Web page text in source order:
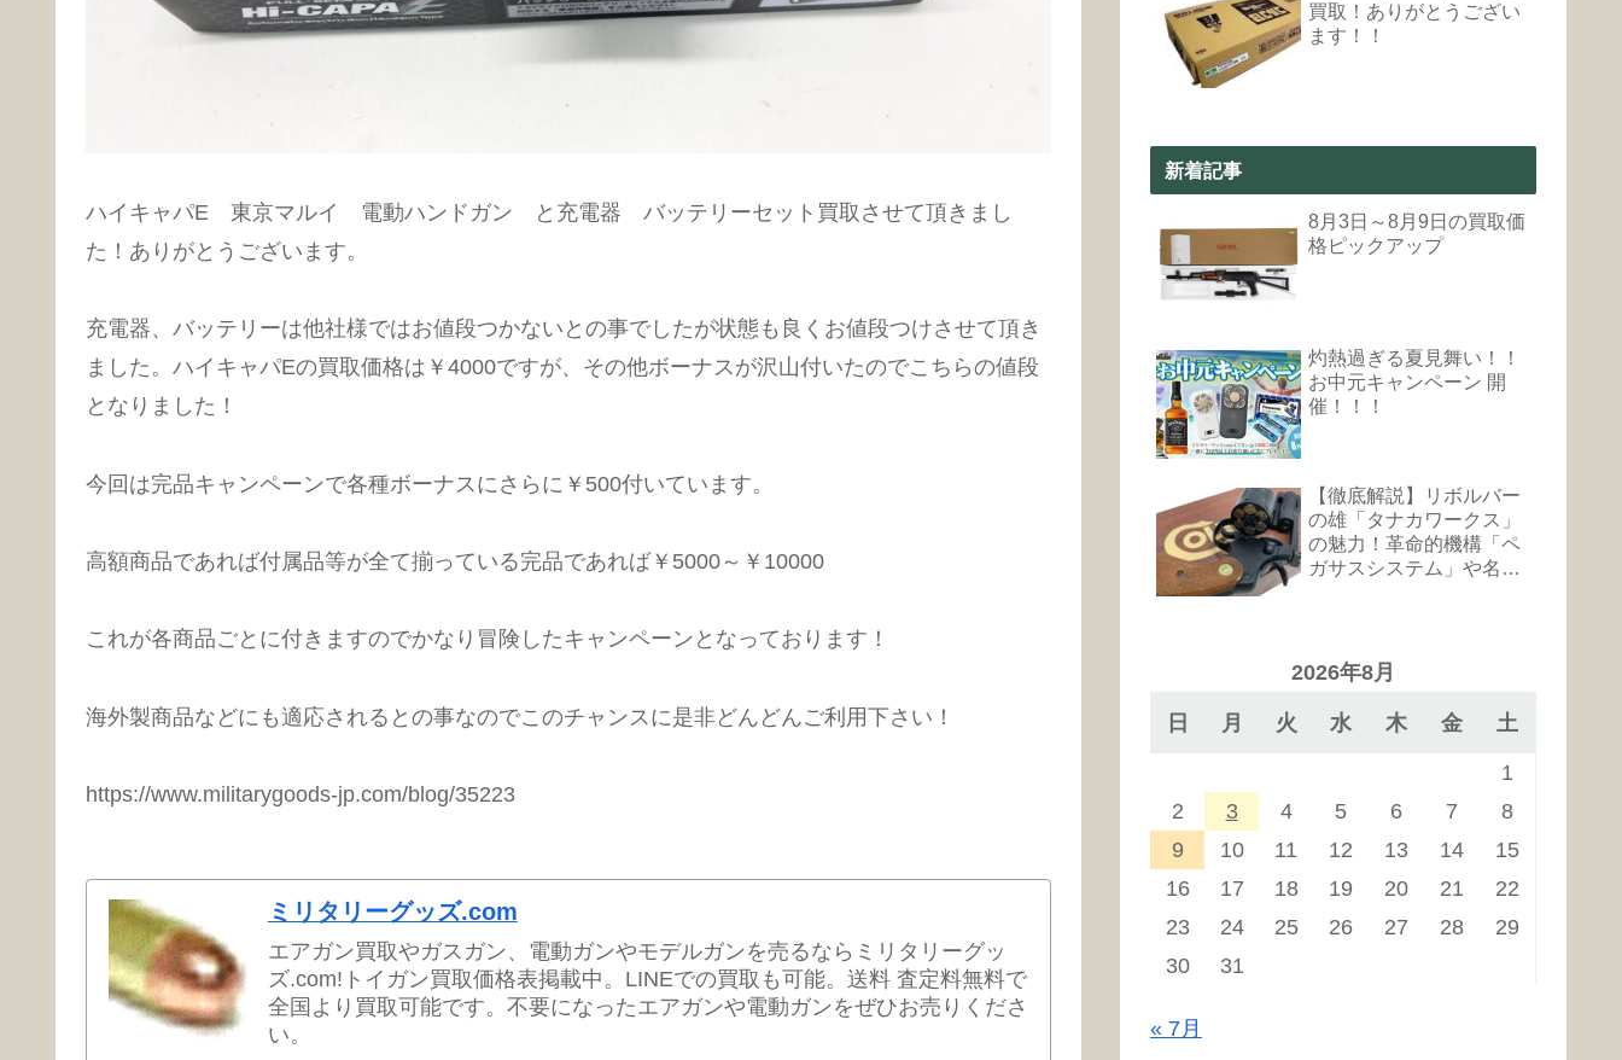
ハイキャパE 東京マルイ 電動ハンドガン と充電器 バッテリーセット買取させて頂きまし
た！ありがとうございます。
充電器、バッテリーは他社様ではお値段つかないとの事でしたが状態も良くお値段つけさせて頂き
ました。ハイキャパEの買取価格は￥4000ですが、その他ボーナスが沢山付いたのでこちらの値段
となりました！
今回は完品キャンペーンで各種ボーナスにさらに￥500付いています。
高額商品であれば付属品等が全て揃っている完品であれば￥5000～￥10000
これが各商品ごとに付きますのでかなり冒険したキャンペーンとなっております！
海外製商品などにも適応されるとの事なのでこのチャンスに是非どんどんご利用下さい！
https://www.militarygoods-jp.com/blog/35223
ミリタリーグッズ.com
エアガン買取やガスガン、電動ガンやモデルガンを売るならミリタリーグッ
ズ.com!トイガン買取価格表掲載中。LINEでの買取も可能。送料 査定料無料で
全国より買取可能です。不要になったエアガンや電動ガンをぜひお売りくださ
い。
買取！ありがとうござい
ます！！
新着記事
8月3日～8月9日の買取価
格ピックアップ
灼熱過ぎる夏見舞い！！
お中元キャンペーン 開
催！！！
【徹底解説】リボルバー
の雄「タナカワークス」
の魅力！革命的機構「ペ
ガサスシステム」や名銃
2026年8月
日 月 火 水 木 金 土
1
2
3 4 5 6 7
8
9
10 11 12 13 14
15
16
17 18 19 20 21
22
23
24 25 26 27 28
29
30
31
« 7月